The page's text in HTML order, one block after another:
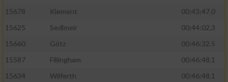
15678
Klement
00:43:47.0
15625
Sedlmeir
00:44:02.3
15660
Götz
00:46:32.5
15587
Fillingham
00:46:48.1
15634
Wilferth 00:46:48.1